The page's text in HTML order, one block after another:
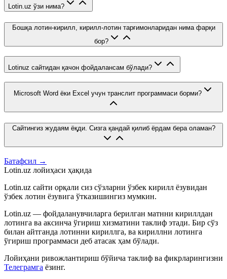
Lotin.uz ўзи нима?
Бошқа лотин-кирилл, кирилл-лотин тарғимонларидан нима фарқи
бор?
Lotinuz сайтидан қачон фойдалансам бўлади?
Microsoft Word ёки Excel учун транслит программаси борми?
Сайтингиз жудаям ёқди. Сизга қандай қилиб ёрдам бера оламан?
Батафсил →
Lotin.uz лойиҳаси ҳақида
Lotin.uz сайти орқали сиз сўзларни ўзбек кирилл ёзувидан
ўзбек лотин ёзувига ўтказишингиз мумкин.
Lotin.uz — фойдаланувчиларга берилган матнни кириллдан
лотинга ва аксинча ўгириш хизматини таклиф этади. Бир сўз
билан айтганда лотинни кириллга, ва кириллни лотинга
ўгириш программаси деб атасак ҳам бўлади.
Лойиҳани ривожлантириш бўйича таклиф ва фикрларингизни
Телеграмга ёзинг.